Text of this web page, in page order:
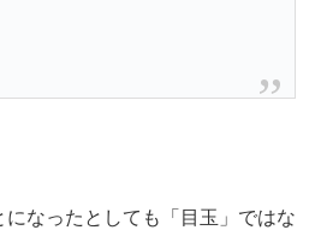
なったとしても「目玉」ではな